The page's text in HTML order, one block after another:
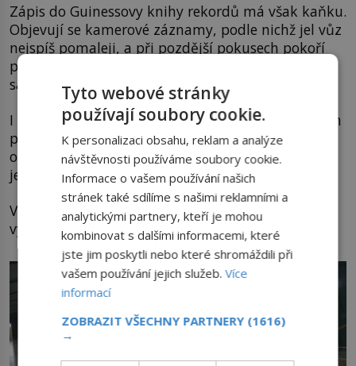
Zápis do Guinessovy knihy rekordů má však kaňku.
Objevují se kamerové záznamy, podle nichž jel vůz
nejspíš pomaleji, a při pozdější pokusech pokoří
pouze 460,4 km/h (chybu měření později přizná i
sama automobilka).
I tak se ale SSC Tuatara stává nejrychlejším vozem
planety. Rekord se totiž dle pravidel měří jízdou v
obou směrech, aby se vyloučil vliv větru. Bugatti
jelo při svém rekordu pouze jedním.
Vypadá to však, že rozehraný souboj na svůj
výsledek teprve čeká.
Tyto webové stránky
používají soubory cookie.
K personalizaci obsahu, reklam a analýze
návštěvnosti používáme soubory cookie.
Informace o vašem používání našich
stránek také sdílíme s našimi reklamními a
analytickými partnery, kteří je mohou
kombinovat s dalšími informacemi, které
jste jim poskytli nebo které shromáždili při
vašem používání jejich služeb.Více
informací
ZOBRAZIT VŠECHNY PARTNERY (1616)
→